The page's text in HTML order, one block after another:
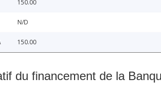
150.00
N/D
150.00
du financement de la